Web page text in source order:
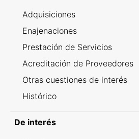
Adquisiciones
Enajenaciones
Prestación de Servicios
Acreditación de Proveedores
Otras cuestiones de interés
Histórico
De interés